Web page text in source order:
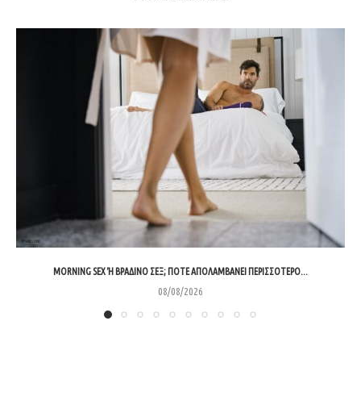
MORNING SEX Ή ΒΡΑΔΙΝΌ ΣΕΞ; ΠΌΤΕ ΑΠΟΛΑΜΒΆΝΕΙ ΠΕΡΙΣΣΌΤΕΡΟ...
08/08/2026